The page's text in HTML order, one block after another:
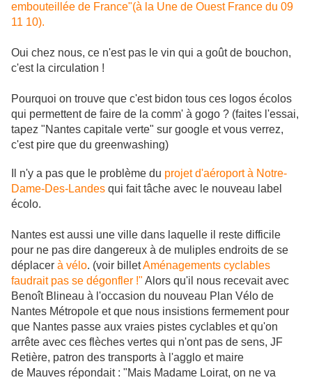
embouteillée de France"(à la Une de Ouest France du 09
11 10).
Oui chez nous, ce n'est pas le vin qui a goût de bouchon,
c'est la circulation !
Pourquoi on trouve que c'est bidon tous ces logos écolos
qui permettent de faire de la comm' à gogo ? (faites l'essai,
tapez "Nantes capitale verte" sur google et vous verrez,
c'est pire que du greenwashing)
Il n'y a pas que le problème du projet d'aéroport à Notre-
Dame-Des-Landes qui fait tâche avec le nouveau label
écolo.
Nantes est aussi une ville dans laquelle il reste difficile
pour ne pas dire dangereux à de muliples endroits de se
déplacer à vélo. (voir billetAménagements cyclables
faudrait pas se dégonfler !" Alors qu'il nous recevait avec
Benoît Blineau à l'occasion du nouveau Plan Vélo de
Nantes Métropole et que nous insistions fermement pour
que Nantes passe aux vraies pistes cyclables et qu'on
arrête avec ces flèches vertes qui n'ont pas de sens, JF
Retière, patron des transports à l'agglo et maire
de Mauves répondait : "Mais Madame Loirat, on ne va